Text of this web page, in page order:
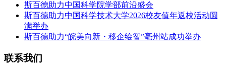
斯百德助力中国科学院学部前沿盛会
斯百德助力中国科学技术大学2026校友值年返校活动圆
满举办
斯百德助力“皖美向新・移企绘智”亳州站成功举办
联系我们